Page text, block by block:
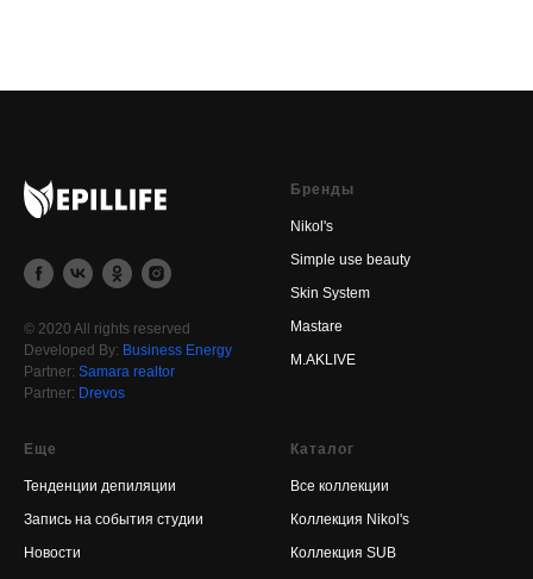
© 2020 All rights reserved
Developed By: Business Energy
Partner: Samara realtor
Partner: Drevos
Бренды
Nikol's
Simple use beauty
Skin System
Mastare
M.AKLIVE
Еще
Тенденции депиляции
Запись на события студии
Новости
Каталог
Все коллекции
Коллекция Nikol's
Коллекция SUB